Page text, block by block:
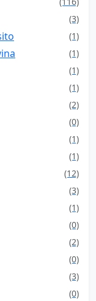
(3)
(1)
(1)
(1)
(1)
(2)
(0)
(1)
(1)
(12)
(3)
(1)
(0)
(2)
(0)
(3)
(0)